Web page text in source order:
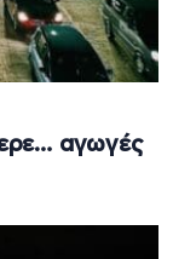
αγωγές